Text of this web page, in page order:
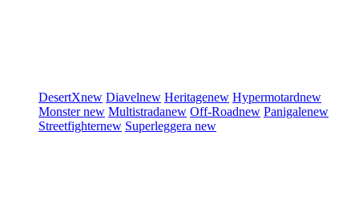
DesertXnew Diavelnew Heritagenew Hypermotardnew
Monsternew Multistradanew Off-Roadnew Panigalenew
Streetfighternew Superleggera new